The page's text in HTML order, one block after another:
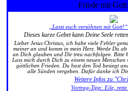
Friede mit
„Lasst euch versöhnen mit
Dieses kurze Gebet kann Deine Seele
Lieber Jesus Christus, ich habe viele Fehler
meiner an und komm in mein Herz. Werde Du
an Dich glauben und Dir treu nachfolgen. Bitte
Lass mich durch Dich zu einem neuen
göttlichen Frieden. Du hast den Tod besiegt
alle Sünden vergeben. Dafür danke ich
Weitere Infos zu
Vortrag-Tipp: Eile, rette